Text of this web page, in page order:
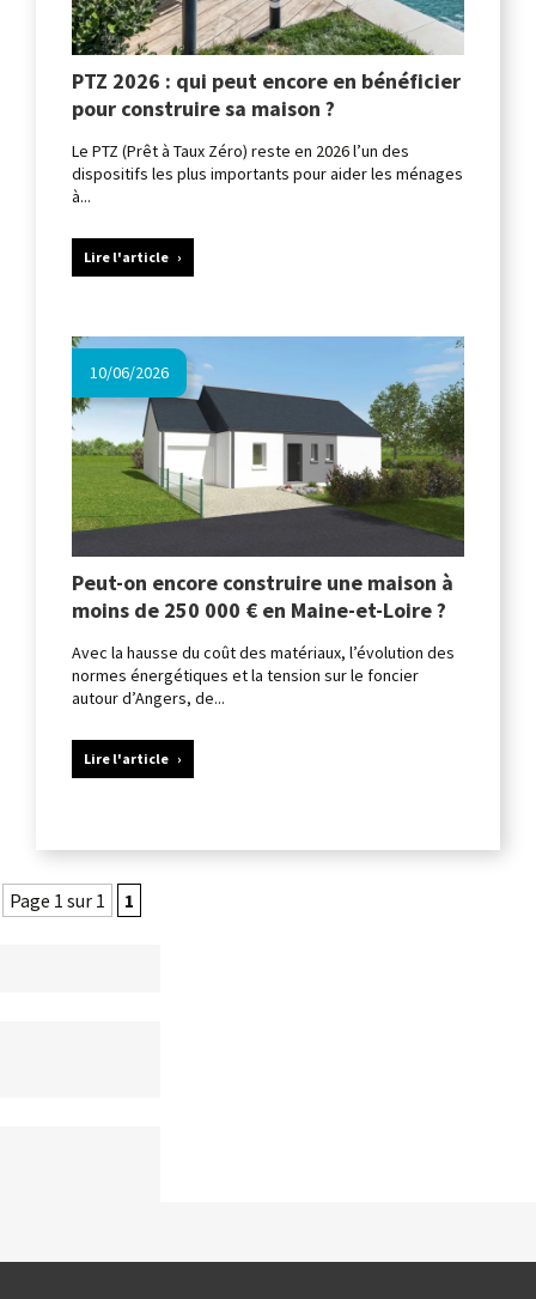
PTZ 2026 : qui peut encore en bénéficier
pour construire sa maison ?
Le PTZ (Prêt à Taux Zéro) reste en 2026 l’un des
dispositifs les plus importants pour aider les ménages
à...
Lire l'article
Peut-on encore construire une maison à
moins de 250 000 € en Maine-et-Loire ?
10/06/2026
Avec la hausse du coût des matériaux, l’évolution des
normes énergétiques et la tension sur le foncier
autour d’Angers, de...
Lire l'article
Page 1 sur 1 1